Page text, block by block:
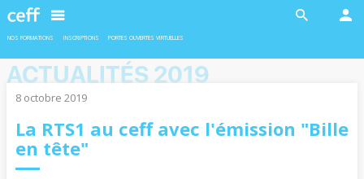
NOS FORMATIONS INSCRIPTIONS PORTES OUVERTES VIRTUELLES
ACTUALITÉS 2019
8 octobre 2019
La RTS1 au ceff avec l'émission "Bille
en tête"
Ateliers robotiques
INDUSTRIE